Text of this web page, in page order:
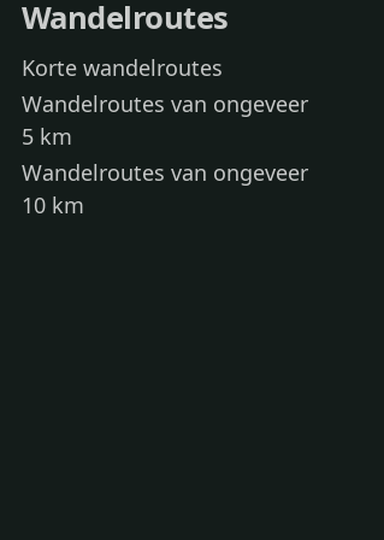
Wandelroutes
Korte wandelroutes
Wandelroutes van ongeveer
5 km
Wandelroutes van ongeveer
10 km